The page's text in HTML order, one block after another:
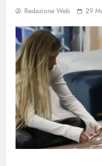
Redazione Web 29